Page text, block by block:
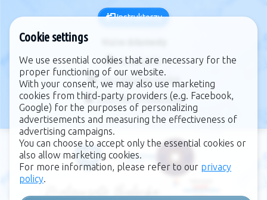
Instruktorzy
regulamin
zarządzanie cookie
polityka prywatności
Cookie settings
We use essential cookies that are necessary for the
proper functioning of our website.
With your consent, we may also use marketing
cookies from third-party providers (e.g. Facebook,
Google) for the purposes of personalizing
advertisements and measuring the effectiveness of
advertising campaigns.
You can choose to accept only the essential cookies or
also allow marketing cookies.
For more information, please refer to our privacy
policy.